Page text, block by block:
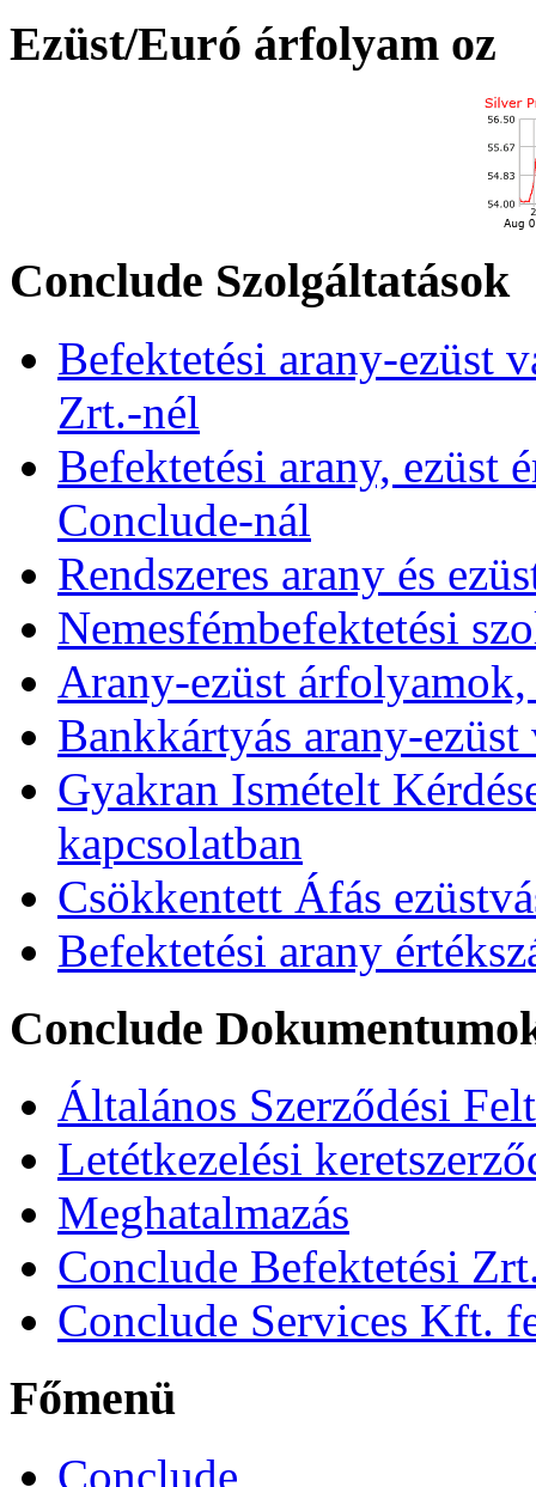
Ezüst/Euró árfolyam oz
Conclude Szolgáltatások
Befektetési arany-ezüst
Zrt.-nél
Befektetési arany, ezüst
Conclude-nál
Rendszeres arany és
Nemesfémbefektetési
Arany-ezüst
Bankkártyás arany-
Gyakran Ismételt
kapcsolatban
Csökkentett Áfás
Befektetési arany
Conclude
Általános Szerződési
Letétkezelési
Meghatalmazás
Conclude Befektetési
Conclude Services Kft.
Főmenü
Conclude